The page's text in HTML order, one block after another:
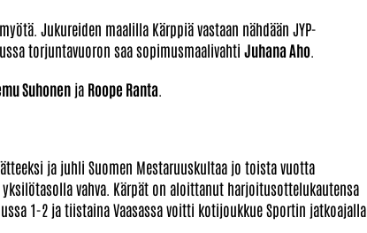
Jukureiden maalilla Kärppiä vastaan nähdään JYP-
torjuntavuoron saa sopimusmaalivahti Juhana Aho
Suhonen ja Roope Ranta
ja juhli Suomen Mestaruuskultaa jo toista vuotta
vahva. Kärpät on aloittanut harjoitusottelukautensa
1-2 ja tiistaina Vaasassa voitti kotijoukkue Sportin jatkoajalla